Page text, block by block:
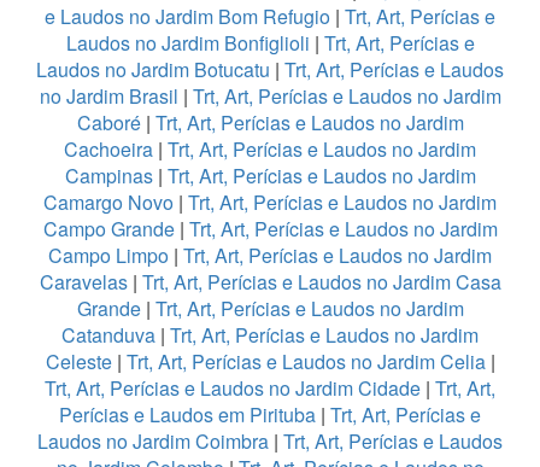
e Laudos no Jardim Bom Refugio | Trt, Art, Perícias e
Laudos no Jardim Bonfiglioli | Trt, Art, Perícias e
Laudos no Jardim Botucatu | Trt, Art, Perícias e Laudos
no Jardim Brasil | Trt, Art, Perícias e Laudos no Jardim
Caboré| Trt, Art, Perícias e Laudos no Jardim
Cachoeira | Trt, Art, Perícias e Laudos no Jardim
Campinas| Trt, Art, Perícias e Laudos no Jardim
Camargo Novo | Trt, Art, Perícias e Laudos no Jardim
Campo Grande| Trt, Art, Perícias e Laudos no Jardim
Campo Limpo | Trt, Art, Perícias e Laudos no Jardim
Caravelas| Trt, Art, Perícias e Laudos no Jardim Casa
Grande| Trt, Art, Perícias e Laudos no Jardim
Catanduva | Trt, Art, Perícias e Laudos no Jardim
Celeste| Trt, Art, Perícias e Laudos no Jardim Celia|
Trt, Art, Perícias e Laudos no Jardim Cidade | Trt, Art,
Perícias e Laudos em Pirituba | Trt, Art, Perícias e
Laudos no Jardim Coimbra | Trt, Art, Perícias e Laudos